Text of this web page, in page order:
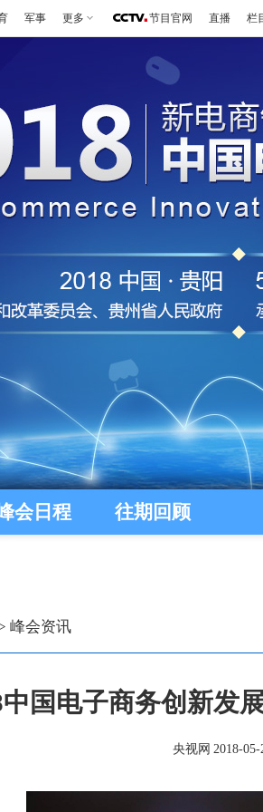
军事 更多 节目官网 直播 栏
会日程 往期回顾
峰会资讯
中国电子商务创新发
央视网 2018-05-